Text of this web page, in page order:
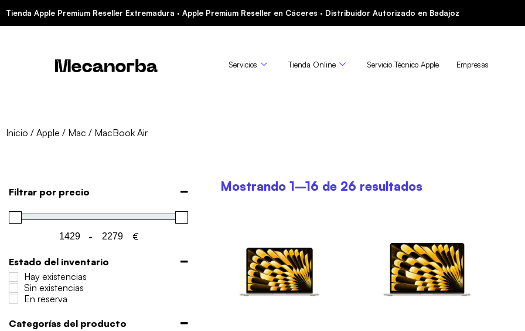
Tienda Apple Premium Reseller Extremadura · Apple Premium Reseller en Cáceres · Distribuidor Autorizado en Badajoz
Servicios Tienda Online Servicio Técnico Apple Empresas
Inicio / Apple / Mac / MacBook Air
Filtrar por precio
Minimum Price
- Maximum Price
€
Estado del inventario
Hay existencias
Sin existencias
En reserva
Categorías del producto
Mostrando 1–16 de 26 resultados